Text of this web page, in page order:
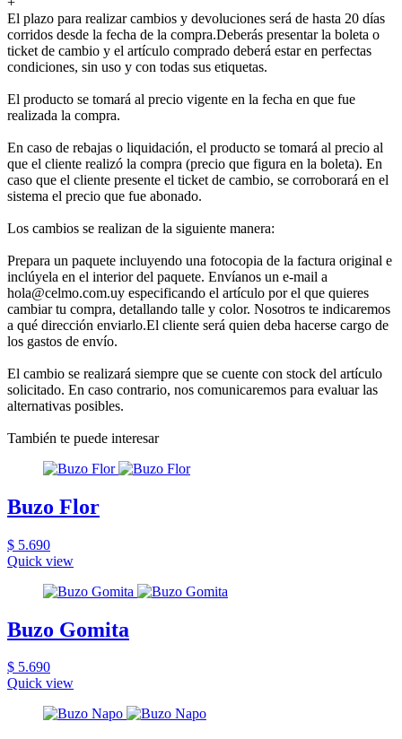
El plazo para realizar cambios y devoluciones será de hasta 20 días
corridos desde la fecha de la compra.Deberás presentar la boleta o
ticket de cambio y el artículo comprado deberá estar en perfectas
condiciones, sin uso y con todas sus etiquetas.
El producto se tomará al precio vigente en la fecha en que fue
realizada la compra.
En caso de rebajas o liquidación, el producto se tomará al precio al
que el cliente realizó la compra (precio que figura en la boleta). En
caso que el cliente presente el ticket de cambio, se corroborará en el
sistema el precio que fue abonado.
Los cambios se realizan de la siguiente manera:
Prepara un paquete incluyendo una fotocopia de la factura original e
inclúyela en el interior del paquete. Envíanos un e-mail a
hola@celmo.com.uy especificando el artículo por el que quieres
cambiar tu compra, detallando talle y color. Nosotros te indicaremos
a qué dirección enviarlo.El cliente será quien deba hacerse cargo de
los gastos de envío.
El cambio se realizará siempre que se cuente con stock del artículo
solicitado. En caso contrario, nos comunicaremos para evaluar las
alternativas posibles.
También te puede interesar
Buzo Flor
$ 5.690
Quick view
Buzo Gomita
$ 5.690
Quick view